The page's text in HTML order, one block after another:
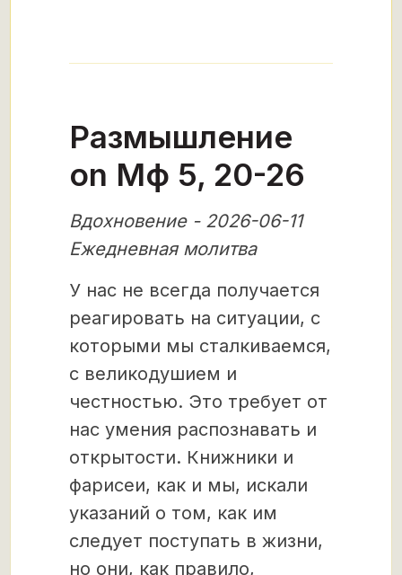
Размышление
on Мф 5, 20-26
Вдохновение - 2026-06-11
Ежедневная молитва
У нас не всегда получается
реагировать на ситуации, с
которыми мы сталкиваемся,
с великодушием и
честностью. Это требует от
нас умения распознавать и
открытости. Книжники и
фарисеи, как и мы, искали
указаний о том, как им
следует поступать в жизни,
но они, как правило,